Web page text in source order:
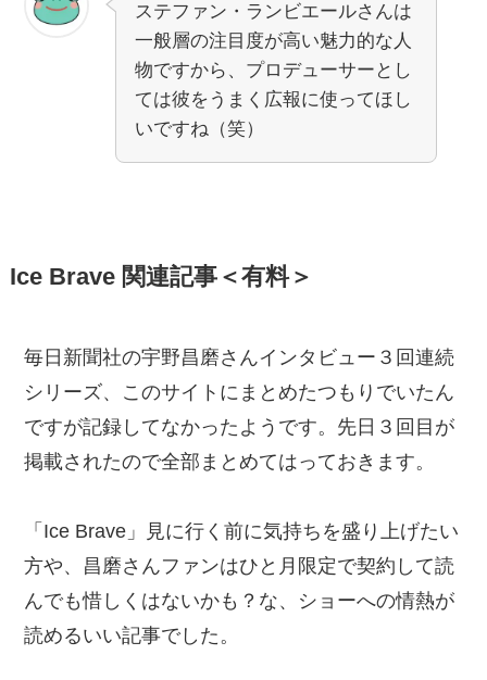
ステファン・ランビエールさんは
一般層の注目度が高い魅力的な人
物ですから、プロデューサーとし
ては彼をうまく広報に使ってほし
いですね（笑）
Ice Brave 関連記事＜有料＞
毎日新聞社の宇野昌磨さんインタビュー３回連続
シリーズ、このサイトにまとめたつもりでいたん
ですが記録してなかったようです。先日３回目が
掲載されたので全部まとめてはっておきます。
「Ice Brave」見に行く前に気持ちを盛り上げたい
方や、昌磨さんファンはひと月限定で契約して読
んでも惜しくはないかも？な、ショーへの情熱が
読めるいい記事でした。